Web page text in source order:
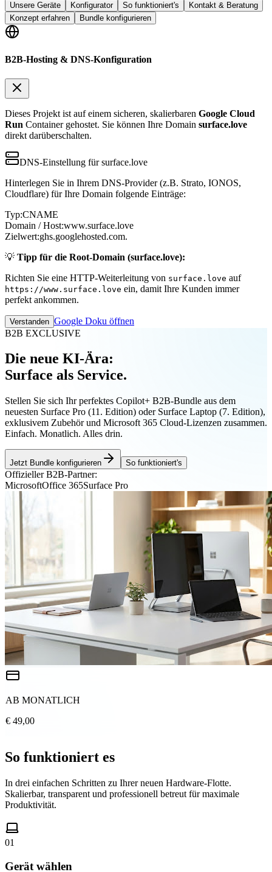
Unsere Geräte Konfigurator So funktioniert's
Kontakt & Beratung
Konzept erfahren
Bundle konfigurieren
B2B-Hosting & DNS-Konfiguration
Dieses Projekt ist auf einem sicheren, skalierbaren Google Cloud
Run Container gehostet. Sie können Ihre Domain surface.love
direkt darüberschalten.
DNS-Einstellung für surface.love
Hinterlegen Sie in Ihrem DNS-Provider (z.B. Strato, IONOS,
Cloudflare) für Ihre Domain folgende Einträge:
Typ:CNAME
Domain / Host:www.surface.love
Zielwert:ghs.googlehosted.com.
💡 Tipp für die Root-Domain (surface.love):
Richten Sie eine HTTP-Weiterleitung von surface.love auf
https://www.surface.love ein, damit Ihre Kunden immer
perfekt ankommen.
Verstanden Google Doku öffnen
B2B EXCLUSIVE
Die neue KI-Ära:
Surface als Service.
Stellen Sie sich Ihr perfektes Copilot+ B2B-Bundle aus dem
neuesten Surface Pro (11. Edition) oder Surface Laptop (7. Edition),
exklusivem Zubehör und Microsoft 365 Cloud-Lizenzen zusammen.
Einfach. Monatlich. Alles drin.
Jetzt Bundle konfigurieren So funktioniert's
Offizieller B2B-Partner:
MicrosoftOffice 365Surface Pro
AB MONATLICH
€ 49,00
So funktioniert es
In drei einfachen Schritten zu Ihrer neuen Hardware-Flotte.
Skalierbar, transparent und professionell betreut für maximale
Produktivität.
01
Gerät wählen